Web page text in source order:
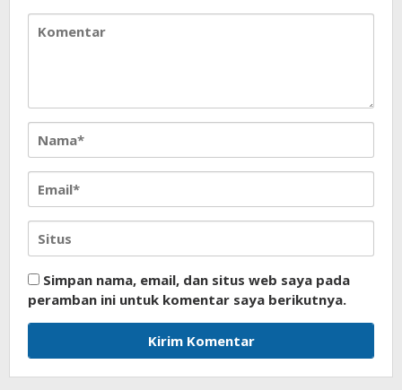
Simpan nama, email, dan situs web saya pada
peramban ini untuk komentar saya berikutnya.